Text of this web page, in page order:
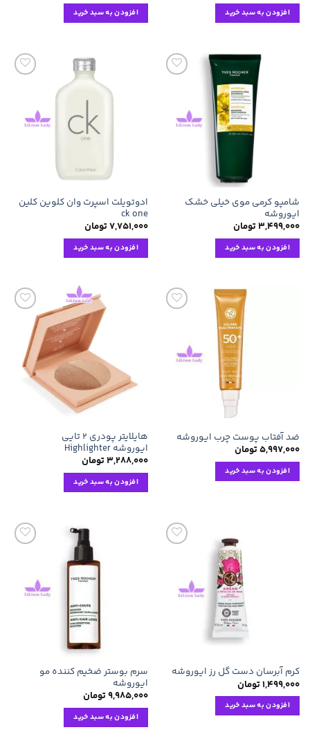
افزودن به سبد خرید افزودن به سبد خرید
مندی
ها
شامپو کرمی موی خیلی خشک
ایوروشه
۳,۴۹۹,۰۰۰تومان
افزودن به سبد خرید
مندی
ها
ادوتویلت اسپرت وان کلوین کلین
ck one
۷,۷۵۱,۰۰۰تومان
افزودن به سبد خرید
مندی
ها
ضد آفتاب پوست چرب ایوروشه
۵,۹۹۷,۰۰۰تومان
افزودن به سبد خرید
افزودن
به
علاقه
مندی
ها
هایلایتر پودری ۲ تایی
ایوروشه Highlighter
۳,۲۸۸,۰۰۰تومان
افزودن به سبد خرید
مندی
ها
کرم آبرسان دست گل رز ایوروشه
۱,۴۹۹,۰۰۰تومان
افزودن به سبد خرید
مندی
ها
سرم بوستر ضخیم کننده مو
ایوروشه
۹,۹۸۵,۰۰۰تومان
افزودن به سبد خرید